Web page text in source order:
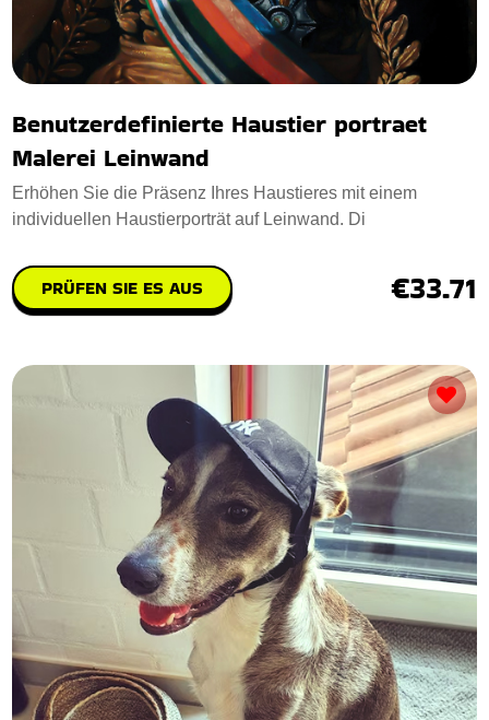
Benutzerdefinierte Haustier portraet
Malerei Leinwand
Erhöhen Sie die Präsenz Ihres Haustieres mit einem
individuellen Haustierporträt auf Leinwand. Di
PRÜFEN SIE ES AUS €33.71